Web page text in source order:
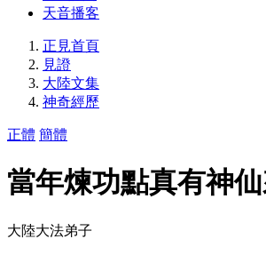
天音播客
正見首頁
見證
大陸文集
神奇經歷
正體 簡體
當年煉功點真有神
大陸大法弟子